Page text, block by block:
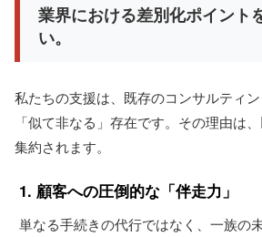
業界における差別化ポイント
い。
私たちの支援は、既存のコンサルティ
「似て非なる」存在です。その理由は
集約されます。
1. 顧客への圧倒的な「伴走力」
単なる手続きの代行ではなく、一族の